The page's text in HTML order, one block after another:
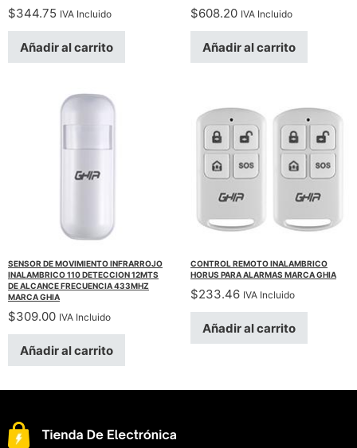
$344.75 IVA Incluido
Añadir al carrito
$608.20 IVA Incluido
Añadir al carrito
SENSOR DE MOVIMIENTO INFRARROJO
INALAMBRICO 110 DETECCION 12MTS
DE ALCANCE FRECUENCIA 433MHZ
MARCA GHIA
$309.00 IVA Incluido
Añadir al carrito
CONTROL REMOTO INALAMBRICO
HORUS PARA ALARMAS MARCA GHIA
$233.46 IVA Incluido
Añadir al carrito